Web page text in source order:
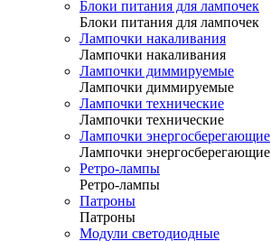
Блоки питания для лампочек
Блоки питания для лампочек
Лампочки накаливания
Лампочки накаливания
Лампочки диммируемые
Лампочки диммируемые
Лампочки технические
Лампочки технические
Лампочки энергосберегающие
Лампочки энергосберегающие
Ретро-лампы
Ретро-лампы
Патроны
Патроны
Модули светодиодные